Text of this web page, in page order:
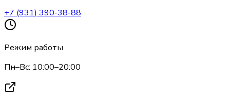
+7 (931) 390-38-88
Режим работы
Пн–Вс: 10:00–20:00